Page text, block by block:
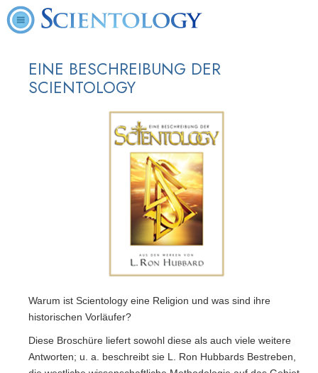
EINE BESCHREIBUNG DER
SCIENTOLOGY
Warum ist Scientology eine Religion und was sind ihre
historischen Vorläufer?
Diese Broschüre liefert sowohl diese als auch viele weitere
Antworten; u. a. beschreibt sie L. Ron Hubbards Bestreben,